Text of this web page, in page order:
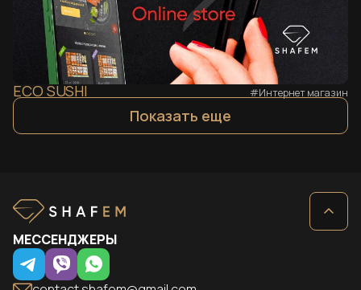
ECO SUSHI #Интернет магазин
Показать еще
МЕССЕНДЖЕРЫ